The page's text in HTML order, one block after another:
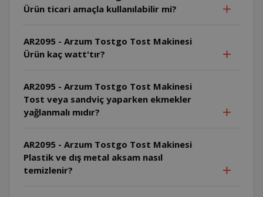
Ürün ticari amaçla kullanılabilir mi?
AR2095 - Arzum Tostgo Tost Makinesi
Ürün kaç watt'tır?
AR2095 - Arzum Tostgo Tost Makinesi
Tost veya sandviç yaparken ekmekler
yağlanmalı mıdır?
AR2095 - Arzum Tostgo Tost Makinesi
Plastik ve dış metal aksam nasıl
temizlenir?